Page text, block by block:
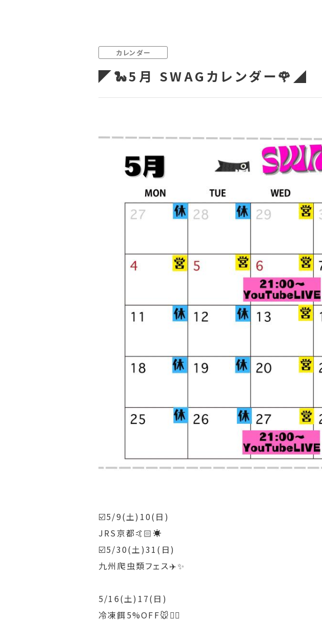
カレンダー
◤🐍5月 SWAGカレンダー🌹◢
☑️5/9(土)10(日)
JRS京都🤙🏻☀️
☑️5/30(土)31(日)
九州爬虫類フェス✈️✨
5/16(土)17(日)
冷凍餌5%OFF🐭❤️‍🔥